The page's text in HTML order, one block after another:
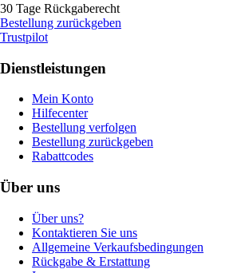
30 Tage Rückgaberecht
Bestellung zurückgeben
Trustpilot
Dienstleistungen
Mein Konto
Hilfecenter
Bestellung verfolgen
Bestellung zurückgeben
Rabattcodes
Über uns
Über uns?
Kontaktieren Sie uns
Allgemeine Verkaufsbedingungen
Rückgabe & Erstattung